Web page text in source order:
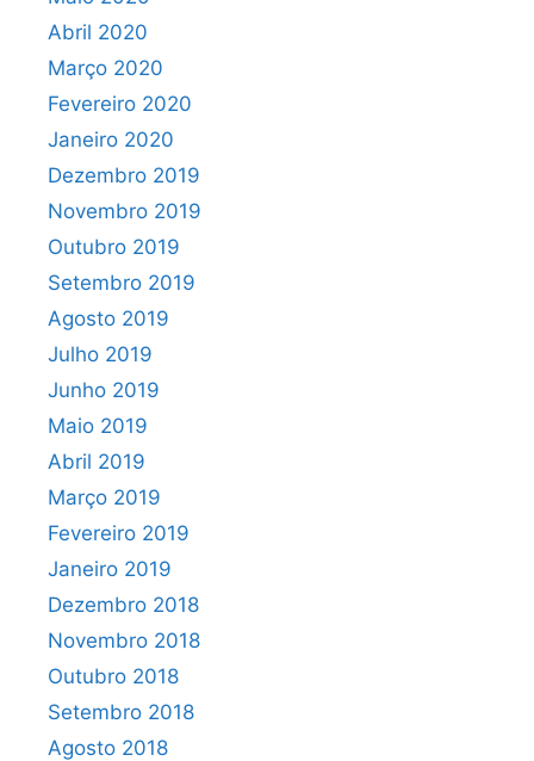
Abril 2020
Março 2020
Fevereiro 2020
Janeiro 2020
Dezembro 2019
Novembro 2019
Outubro 2019
Setembro 2019
Agosto 2019
Julho 2019
Junho 2019
Maio 2019
Abril 2019
Março 2019
Fevereiro 2019
Janeiro 2019
Dezembro 2018
Novembro 2018
Outubro 2018
Setembro 2018
Agosto 2018